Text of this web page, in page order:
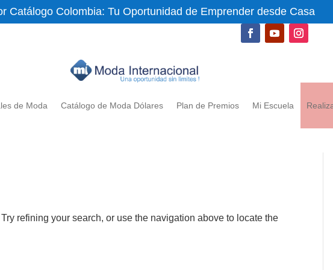
Catálogo Colombia: Tu Oportunidad de Emprender desde Casa
de Moda Catálogo de Moda Dólares Plan de Premios Mi Escuela
refining your search, or use the navigation above to locate the